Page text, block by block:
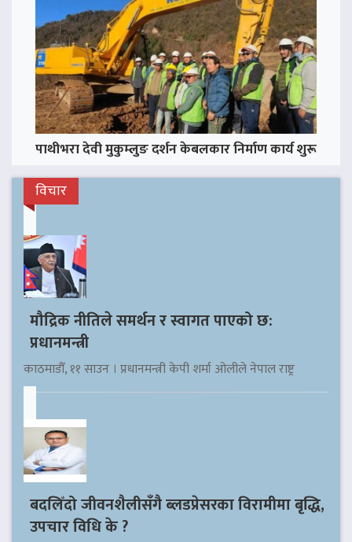
पाथीभरा देवी मुकुम्लुङ दर्शन केबलकार निर्माण कार्य शुरू
विचार
मौद्रिक नीतिले समर्थन र स्वागत पाएको छ:
प्रधानमन्त्री
काठमाडौँ, ११ साउन । प्रधानमन्त्री केपी शर्मा ओलीले नेपाल राष्ट्र
बदलिँदो जीवनशैलीसँगै ब्लडप्रेसरका विरामीमा बृद्धि,
उपचार विधि के ?